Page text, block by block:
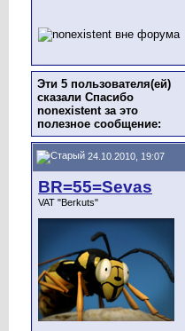
Эти 5 пользователя(ей)
сказали Спасибо
nonexistent за это
полезное сообщение:
24.10.2010, 19:07
BR=55=Sevas
VAT "Berkuts"